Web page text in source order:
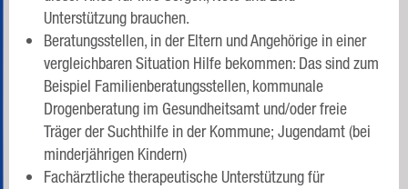
Unterstützung brauchen.
Beratungsstellen, in der Eltern und Angehörige in einer
vergleichbaren Situation Hilfe bekommen: Das sind zum
Beispiel Familienberatungsstellen, kommunale
Drogenberatung im Gesundheitsamt und/oder freie
Träger der Suchthilfe in der Kommune; Jugendamt (bei
minderjährigen Kindern)
Fachärztliche therapeutische Unterstützung für